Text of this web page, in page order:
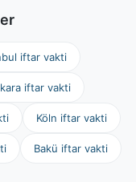
iftar vakti
iftar vakti
Köln iftar vakti
Bakü iftar vakti